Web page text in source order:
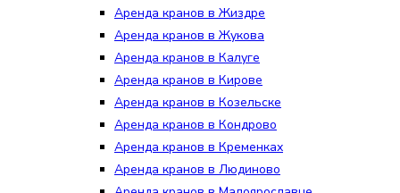
Аренда кранов в Жиздре
Аренда кранов в Жукова
Аренда кранов в Калуге
Аренда кранов в Кирове
Аренда кранов в Козельске
Аренда кранов в Кондрово
Аренда кранов в Кременках
Аренда кранов в Людиново